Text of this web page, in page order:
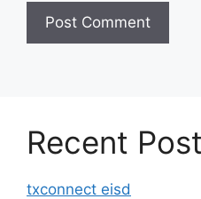
Recent
txconnect eisd